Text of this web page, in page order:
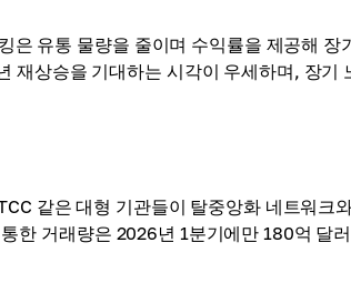
은 유통 물량을 줄이며 수익률을 제공해 장
재상승을 기대하는 시각이 우세하며, 장기
같은 대형 기관들이 탈중앙화 네트워크
한 거래량은 2026년 1분기에만 180억 달